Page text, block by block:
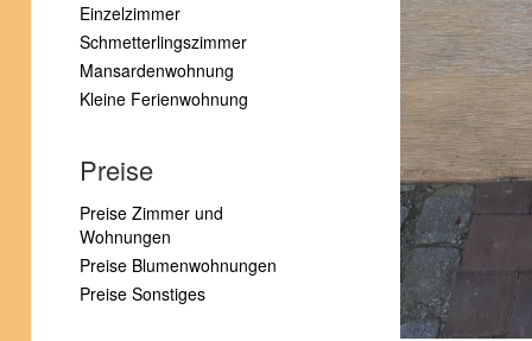
Einzelzimmer
Schmetterlingszimmer
Mansardenwohnung
Kleine Ferienwohnung
Preise
Preise Zimmer und
Wohnungen
Preise Blumenwohnungen
Preise Sonstiges